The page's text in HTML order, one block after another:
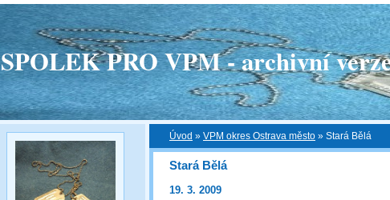
SPOLEK PRO VPM - archivní
Úvod » VPM okres Ostrava město » Stará Bělá
Stará Bělá
19. 3. 2009